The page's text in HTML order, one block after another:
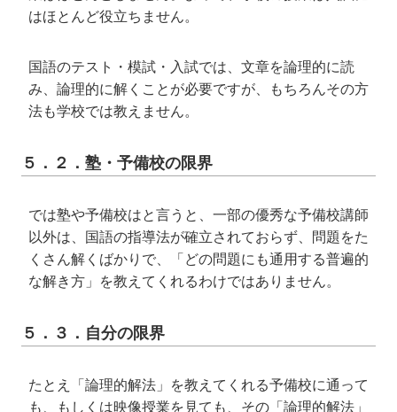
はほとんど役立ちません。
国語のテスト・模試・入試では、文章を論理的に読
み、論理的に解くことが必要ですが、もちろんその方
法も学校では教えません。
５．２．塾・予備校の限界
では塾や予備校はと言うと、一部の優秀な予備校講師
以外は、国語の指導法が確立されておらず、問題をた
くさん解くばかりで、「どの問題にも通用する普遍的
な解き方」を教えてくれるわけではありません。
５．３．自分の限界
たとえ「論理的解法」を教えてくれる予備校に通って
も、もしくは映像授業を見ても、その「論理的解法」